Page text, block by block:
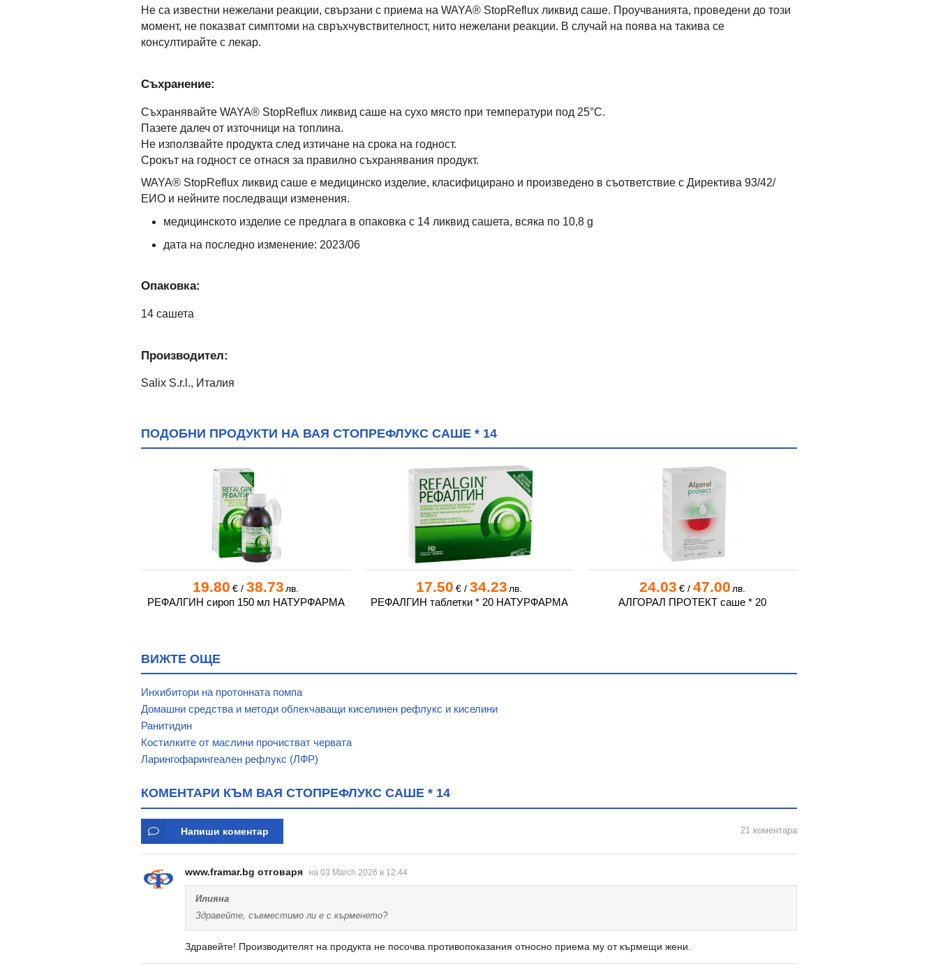
Не са известни нежелани реакции, свързани с приема на WAYA® StopReflux ликвид саше. Проучванията, проведени до този
момент, не показват симптоми на свръхчувствителност, нито нежелани реакции. В случай на поява на такива се
консултирайте с лекар.
Съхранение:
Съхранявайте WAYA® StopReflux ликвид саше на сухо място при температури под 25°С.
Пазете далеч от източници на топлина.
Не използвайте продукта след изтичане на срока на годност.
Срокът на годност се отнася за правилно съхранявания продукт.
WAYA® StopReflux ликвид саше е медицинско изделие, класифицирано и произведено в съответствие с Директива 93/42/
ЕИО и нейните последващи изменения.
медицинското изделие се предлага в опаковка с 14 ликвид сашета, всяка по 10,8 g
дата на последно изменение: 2023/06
Опаковка:
14 сашета
Производител:
Salix S.r.l., Италия
ПОДОБНИ ПРОДУКТИ НА ВАЯ СТОПРЕФЛУКС САШЕ * 14
19.80 €/ 38.73 лв.
РЕФАЛГИН сироп 150 мл НАТУРФАРМА
17.50 €/ 34.23 лв.
РЕФАЛГИН таблетки * 20 НАТУРФАРМА
24.03 €/ 47.00 лв.
АЛГОРАЛ ПРОТЕКТ саше * 20
ВИЖТЕ ОЩЕ
Инхибитори на протонната помпа
Домашни средства и методи облекчаващи киселинен рефлукс и киселини
Ранитидин
Костилките от маслини прочистват червата
Ларингофарингеален рефлукс (ЛФР)
КОМЕНТАРИ КЪМ ВАЯ СТОПРЕФЛУКС САШЕ * 14
Напиши коментар 21 коментара
www.framar.bg отговаря на 03 March 2026 в 12:44
Илияна
Здравейте, съвместимо ли е с кърменето?
Здравейте! Производителят на продукта не посочва противопоказания относно приема му от кърмещи жени.